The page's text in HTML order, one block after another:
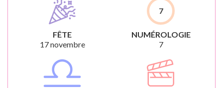
FÊTE
17 novembre
7
NUMÉROLOGIE
7